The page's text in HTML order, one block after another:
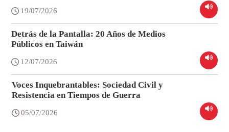
19/07/2026
Detrás de la Pantalla: 20 Años de Medios
Públicos en Taiwán
12/07/2026
Voces Inquebrantables: Sociedad Civil y
Resistencia en Tiempos de Guerra
05/07/2026